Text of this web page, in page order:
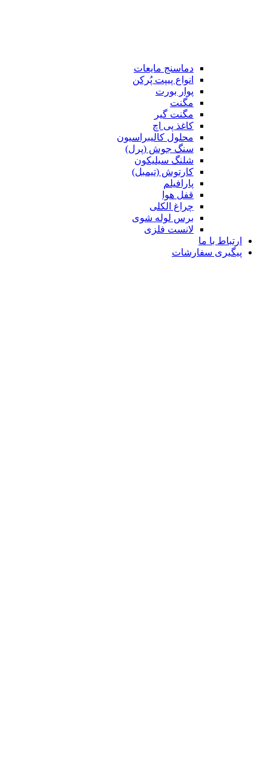
دماسنج مایعات
انواع پیپت پُرکن
پوار بورت
مگنت
مگنت گیر
کاغذ پی اچ
محلول کالیبراسیون
سنگ جوش (پرل)
شلنگ سیلیکون
کارتوش (تیمبل)
پارافیلم
قفل هوا
چراغ الکلی
برس لوله شوی
لانست فلزی
ارتباط با ما
پیگیری سفارشات